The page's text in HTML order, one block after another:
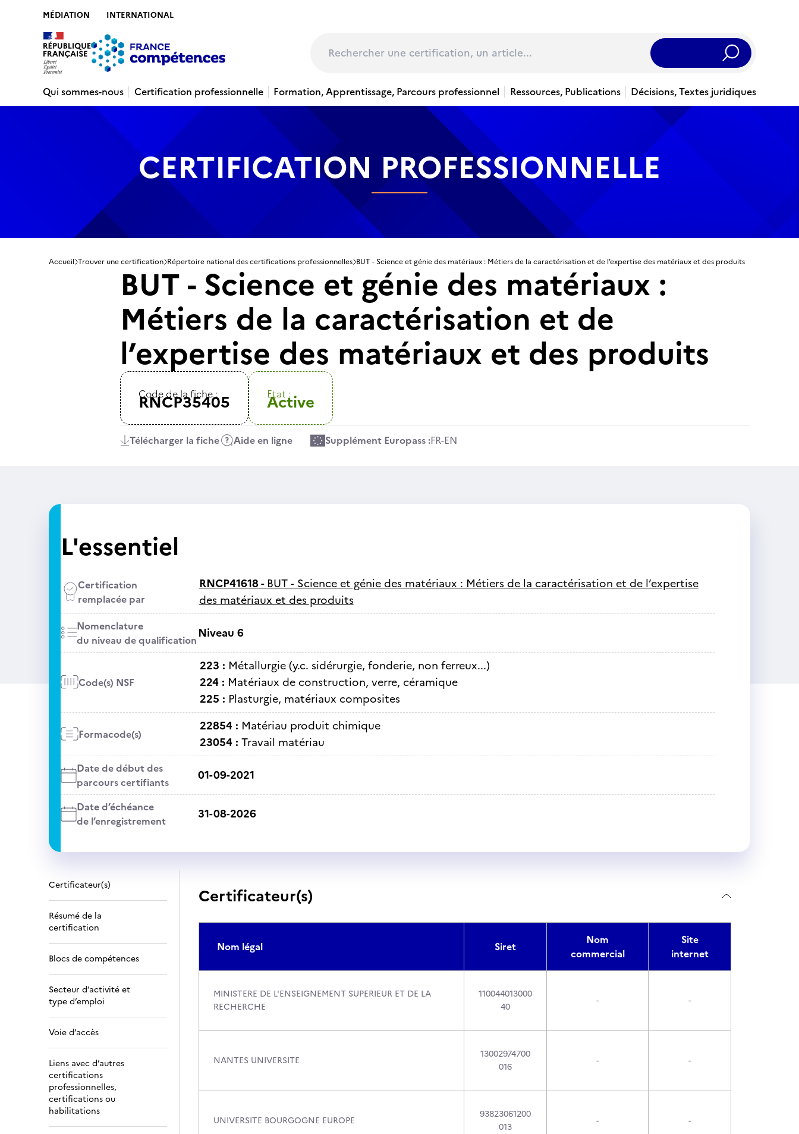
MÉDIATION INTERNATIONAL
Rechercher
Qui sommes-nous
Certification professionnelle Formation, Apprentissage, Parcours professionnel Ressources, Publications Décisions, Textes juridiques
CERTIFICATION PROFESSIONNELLE
Accueil Trouver une certification Répertoire national des certifications professionnelles BUT - Science et génie des matériaux : Métiers de la caractérisation et de l’expertise des matériaux et des produits
BUT - Science et génie des matériaux :
Métiers de la caractérisation et de
l’expertise des matériaux et des produits
Code de la fiche :
RNCP35405 Etat :
Active
Télécharger la fiche Aide en ligne Supplément Europass :FR-EN
L'essentiel
Certification
remplacée par
RNCP41618 - BUT - Science et génie des matériaux : Métiers de la caractérisation et de l’expertise
des matériaux et des produits
Nomenclature
du niveau de qualificationNiveau 6
Code(s) NSF
223 : Métallurgie (y.c. sidérurgie, fonderie, non ferreux...)
224 : Matériaux de construction, verre, céramique
225 : Plasturgie, matériaux composites
Formacode(s)
22854 : Matériau produit chimique
23054 : Travail matériau
Date de début des
parcours certifiants
01-09-2021
Date d’échéance
de l’enregistrement
31-08-2026
Certificateur(s)
Résumé de la
certification
Blocs de compétences
Secteur d’activité et
type d’emploi
Voie d’accès
Liens avec d’autres
certifications
professionnelles,
certifications ou
habilitations
Certificateur(s)
Nom légal Siret
Nom
commercial
Site
internet
MINISTERE DE L'ENSEIGNEMENT SUPERIEUR ET DE LA
RECHERCHE
110044013000
40
- -
NANTES UNIVERSITE
13002974700
016
- -
UNIVERSITE BOURGOGNE EUROPE
93823061200
013
- -